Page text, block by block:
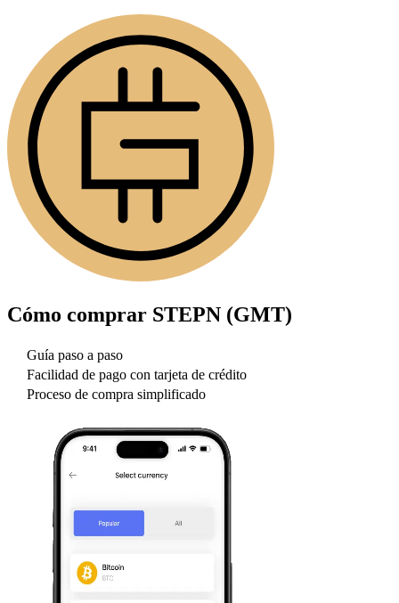
Cómo comprar STEPN (GMT)
Guía paso a paso
Facilidad de pago con tarjeta de crédito
Proceso de compra simplificado